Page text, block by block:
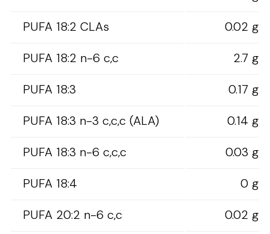
PUFA 18:2 CLAs
0.02 g
PUFA 18:2 n-6 c,c
2.7 g
PUFA 18:3
0.17 g
PUFA 18:3 n-3 c,c,c (ALA)
0.14 g
PUFA 18:3 n-6 c,c,c
0.03 g
PUFA 18:4
0 g
PUFA 20:2 n-6 c,c
0.02 g